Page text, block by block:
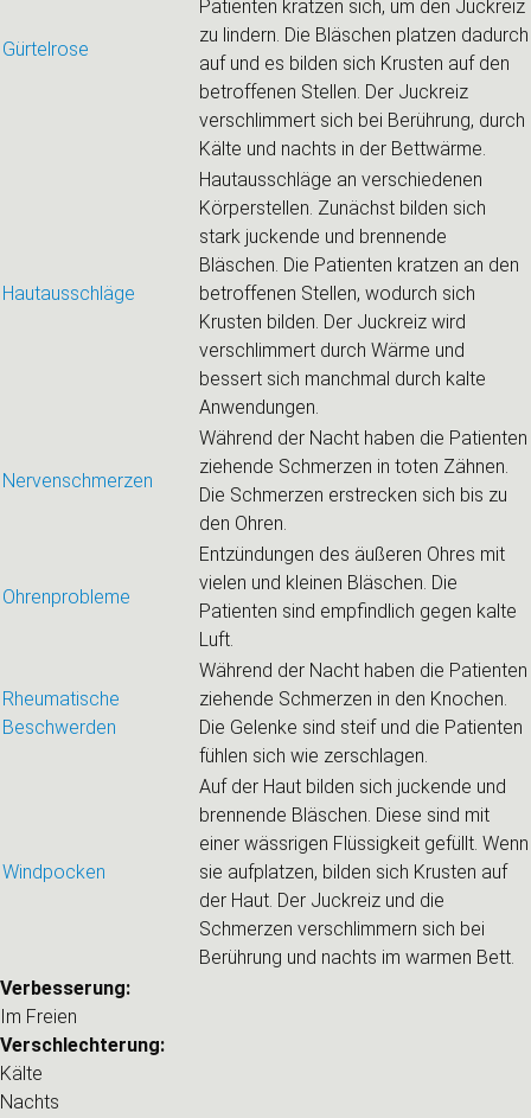
Gürtelrose
Patienten kratzen sich, um den Juckreiz
zu lindern. Die Bläschen platzen dadurch
auf und es bilden sich Krusten auf den
betroffenen Stellen. Der Juckreiz
verschlimmert sich bei Berührung, durch
Kälte und nachts in der Bettwärme.
Hautausschläge
Hautausschläge an verschiedenen
Körperstellen. Zunächst bilden sich
stark juckende und brennende
Bläschen. Die Patienten kratzen an den
betroffenen Stellen, wodurch sich
Krusten bilden. Der Juckreiz wird
verschlimmert durch Wärme und
bessert sich manchmal durch kalte
Anwendungen.
Nervenschmerzen
Während der Nacht haben die Patienten
ziehende Schmerzen in toten Zähnen.
Die Schmerzen erstrecken sich bis zu
den Ohren.
Ohrenprobleme
Entzündungen des äußeren Ohres mit
vielen und kleinen Bläschen. Die
Patienten sind empfindlich gegen kalte
Luft.
Rheumatische
Beschwerden
Während der Nacht haben die Patienten
ziehende Schmerzen in den Knochen.
Die Gelenke sind steif und die Patienten
fühlen sich wie zerschlagen.
Windpocken
Auf der Haut bilden sich juckende und
brennende Bläschen. Diese sind mit
einer wässrigen Flüssigkeit gefüllt. Wenn
sie aufplatzen, bilden sich Krusten auf
der Haut. Der Juckreiz und die
Schmerzen verschlimmern sich bei
Berührung und nachts im warmen Bett.
Verbesserung:
Im Freien
Verschlechterung:
Kälte
Nachts